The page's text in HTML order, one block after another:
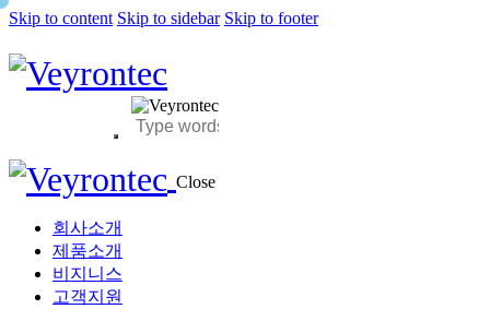
Skip to content Skip to sidebar Skip to footer
Close
회사소개
제품소개
비지니스
고객지원